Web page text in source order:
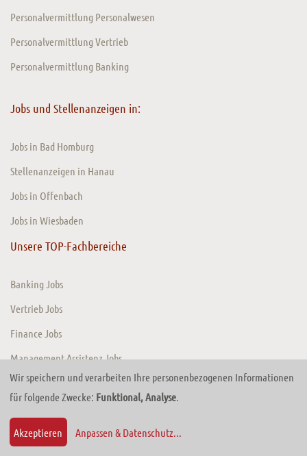
Personalvermittlung Personalwesen
Personalvermittlung Vertrieb
Personalvermittlung Banking
Jobs und Stellenanzeigen in:
Jobs in Bad Homburg
Stellenanzeigen in Hanau
Jobs in Offenbach
Jobs in Wiesbaden
Unsere TOP-Fachbereiche
Banking Jobs
Vertrieb Jobs
Finance Jobs
Management Assistenz Jobs
Wir speichern und verarbeiten Ihre personenbezogenen Informationen
für folgende Zwecke: Funktional, Analyse.
Akzeptieren Anpassen & Datenschutz